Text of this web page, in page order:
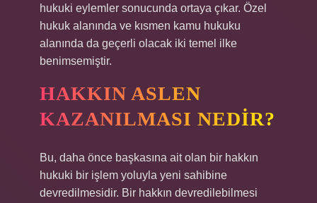
hukuki eylemler sonucunda ortaya çıkar. Özel
hukuk alanında ve kısmen kamu hukuku
alanında da geçerli olacak iki temel ilke
benimsemiştir.
HAKKIN ASLEN
KAZANILMASI NEDIR?
Bu, daha önce başkasına ait olan bir hakkın
hukuki bir işlem yoluyla yeni sahibine
devredilmesidir. Bir hakkın devredilebilmesi